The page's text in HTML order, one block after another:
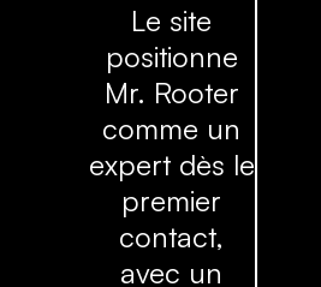
Le site
positionne
Mr. Rooter
comme un
expert dès le
premier
contact,
avec un